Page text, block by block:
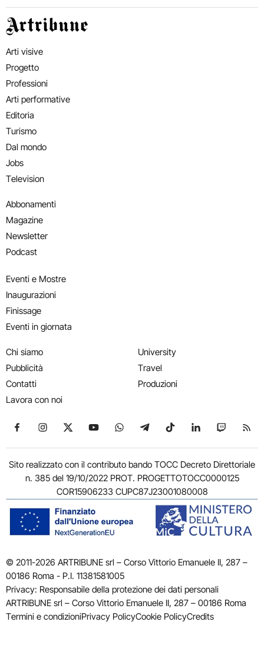
Artribune
Arti visive
Progetto
Professioni
Arti performative
Editoria
Turismo
Dal mondo
Jobs
Television
Abbonamenti
Magazine
Newsletter
Podcast
Eventi e Mostre
Inaugurazioni
Finissage
Eventi in giornata
Chi siamo
Pubblicità
Contatti
Lavora con noi
University
Travel
Produzioni
Seguici su Facebook
Seguici su Instagram
Seguici su X
Seguici su YouTube
Seguici su WhatsApp
Seguici su Telegram
Seguici su TikTok
Seguici su
Seguici
Sito realizzato con il contributo bando TOCC Decreto Direttoriale
n. 385 del 19/10/2022 PROT. PROGETTOTOCC0000125
COR15906233 CUPC87J23001080008
© 2011-2026 ARTRIBUNE srl – Corso Vittorio Emanuele II, 287 –
00186 Roma - P.I. 11381581005
Privacy: Responsabile della protezione dei dati personali
ARTRIBUNE srl – Corso Vittorio Emanuele II, 287 – 00186 Roma
Termini e condizioniPrivacy PolicyCookie PolicyCredits